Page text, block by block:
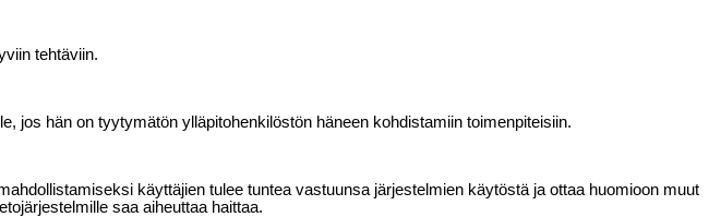
tehtäviin.
jos hän on tyytymätön ylläpitohenkilöstön häneen kohdistamiin toimenpiteisiin.
käyttäjien tulee tuntea vastuunsa järjestelmien käytöstä ja ottaa huomioon muut
saa aiheuttaa haittaa.